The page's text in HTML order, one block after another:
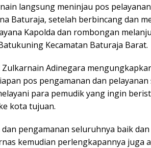
langsung meninjau pos
Baturaja, setelah berbincang dan
Kapolda dan rombongan
Kecamatan Baturaja Barat.
Zulkarnain Adinegara
pos pengamanan dan
para pemudik yang ingin
kota tujuan.
pengamanan seluruhnya baik
kemudian perlengkapannya juga